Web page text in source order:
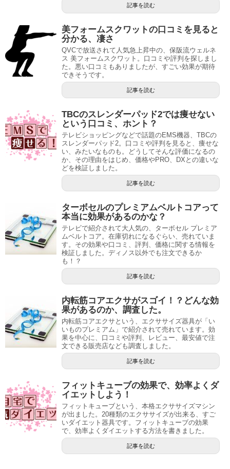
記事を読む
美フォームスクワットの口コミを見ると
分かる、凄さ
QVCで放送されて人気急上昇中の、保阪流ウェルネ
ス 美フォームスクワット。口コミや評判を探しまし
た。悪い口コミもありましたが、すごい効果が期待
できそうです。
記事を読む
TBCのスレンダーパッド2では痩せない
という口コミ、ホント？
テレビショッピングなどで話題のEMS機器、TBCの
スレンダーパッド2。口コミや評判を見ると、痩せな
い、みたいなものも。どうしてそんな評価になるの
か、その理由をはじめ、価格やPRO、DXとの違いな
どを検証しました。
記事を読む
ターボセルのプレミアムベルトコアって
本当に効果があるのかな？
テレビで紹介されて大人気の、ターボセル プレミア
ムベルトコア。在庫切れになるぐらい、売れていま
す。その効果や口コミ、評判、価格に関する情報を
検証しました。ディノス以外でも注文できるか
も！？
記事を読む
内転筋コアエクサがスゴイ！？どんな効
果があるのか、調査した。
内転筋コアエクサという、エクササイズ器具が「い
いものプレミアム」で紹介されて売れています。効
果を中心に、口コミや評判、レビュー、最安値で注
文できる販売店なども調査しました。
記事を読む
フィットキューブの効果で、効率よくダ
イエットしよう！
フィットキューブという、本格エクササイズマシン
が出ました。20種類のエクササイズが出来る、すご
いダイエット器具です。フィットキューブの効果
で、効率よくダイエットする方法を書きました。
記事を読む